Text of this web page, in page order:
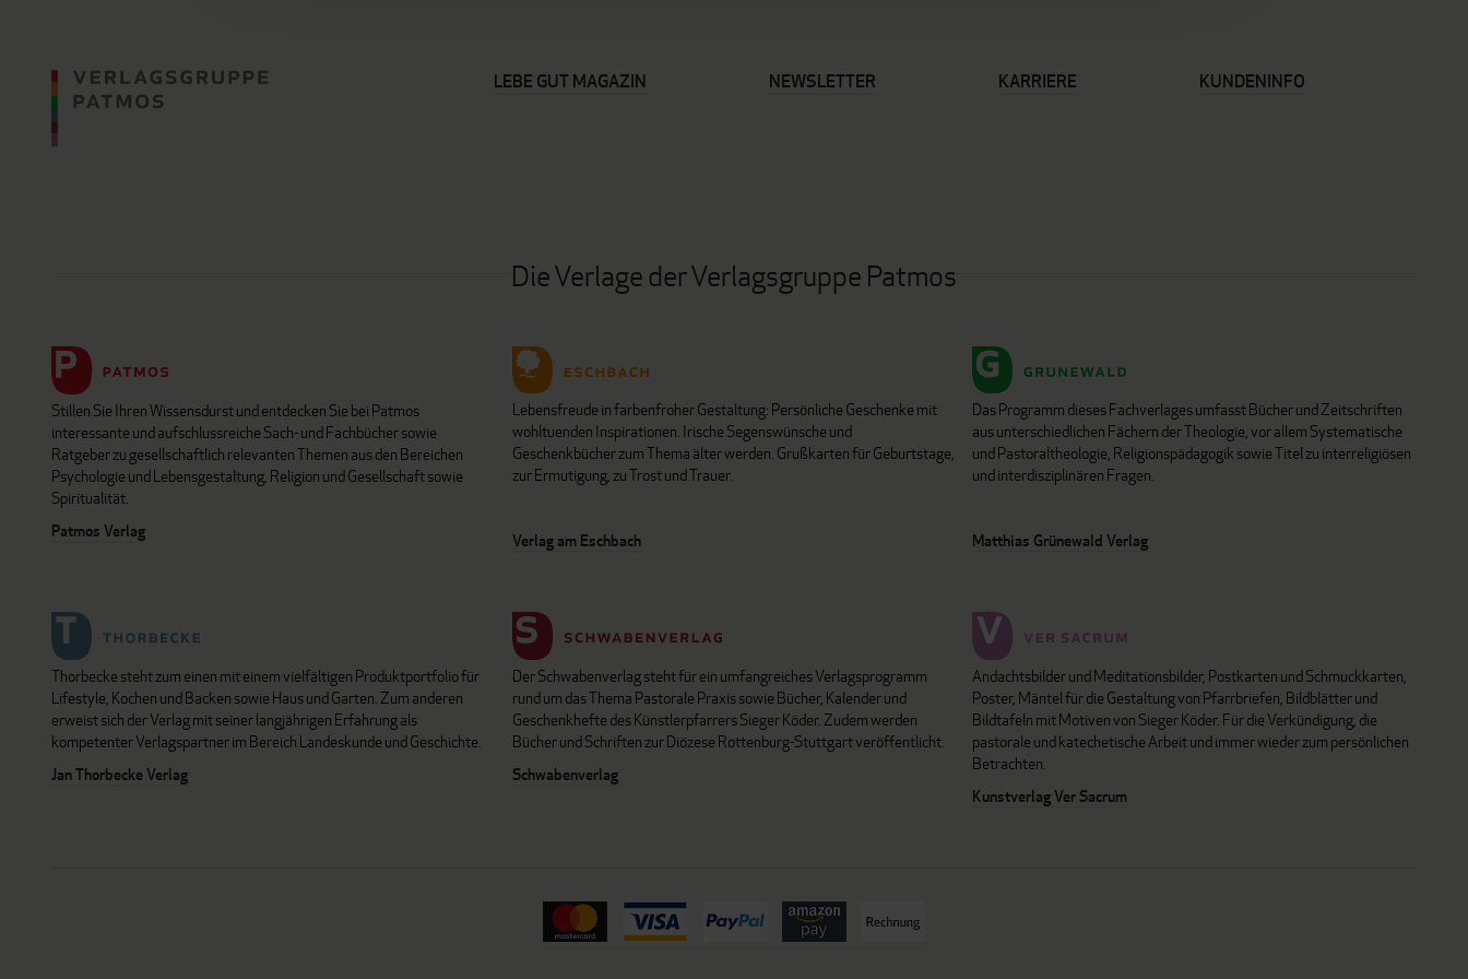
LEBE GUT MAGAZIN NEWSLETTER KARRIERE KUNDENINFO
Die Verlage der Verlagsgruppe Patmos
Stillen Sie Ihren Wissensdurst und entdecken Sie bei Patmos
interessante und aufschlussreiche Sach- und Fachbücher sowie
Ratgeber zu gesellschaftlich relevanten Themen aus den Bereichen
Psychologie und Lebensgestaltung, Religion und Gesellschaft sowie
Spiritualität.
Patmos Verlag
Lebensfreude in farbenfroher Gestaltung: Persönliche Geschenke mit
wohltuenden Inspirationen. Irische Segenswünsche und
Geschenkbücher zum Thema älter werden. Grußkarten für Geburtstage,
zur Ermutigung, zu Trost und Trauer.
Verlag am Eschbach
Das Programm dieses Fachverlages umfasst Bücher und Zeitschriften
aus unterschiedlichen Fächern der Theologie, vor allem Systematische
und Pastoraltheologie, Religionspädagogik sowie Titel zu interreligiösen
und interdisziplinären Fragen.
Matthias Grünewald Verlag
Thorbecke steht zum einen mit einem vielfältigen Produktportfolio für
Lifestyle, Kochen und Backen sowie Haus und Garten. Zum anderen
erweist sich der Verlag mit seiner langjährigen Erfahrung als
kompetenter Verlagspartner im Bereich Landeskunde und Geschichte.
Jan Thorbecke Verlag
Der Schwabenverlag steht für ein umfangreiches Verlagsprogramm
rund um das Thema Pastorale Praxis sowie Bücher, Kalender und
Geschenkhefte des Künstlerpfarrers Sieger Köder. Zudem werden
Bücher und Schriften zur Diözese Rottenburg-Stuttgart veröffentlicht.
Schwabenverlag
Andachtsbilder und Meditationsbilder, Postkarten und Schmuckkarten,
Poster, Mäntel für die Gestaltung von Pfarrbriefen, Bildblätter und
Bildtafeln mit Motiven von Sieger Köder. Für die Verkündigung, die
pastorale und katechetische Arbeit und immer wieder zum persönlichen
Betrachten.
Kunstverlag Ver Sacrum